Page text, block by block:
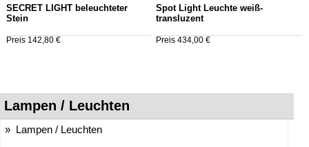
SECRET LIGHT beleuchteter
Stein
Preis 142,80 €
Spot Light Leuchte weiß-
transluzent
Preis 434,00 €
Lampen / Leuchten
» Lampen / Leuchten